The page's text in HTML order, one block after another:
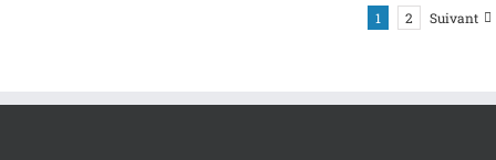
1 2 Suivant